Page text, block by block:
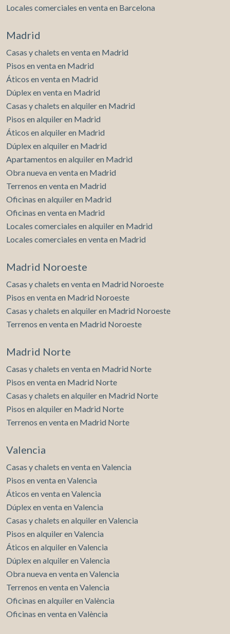
Locales comerciales en venta en Barcelona
Madrid
Casas y chalets en venta en Madrid
Pisos en venta en Madrid
Áticos en venta en Madrid
Dúplex en venta en Madrid
Casas y chalets en alquiler en Madrid
Pisos en alquiler en Madrid
Áticos en alquiler en Madrid
Dúplex en alquiler en Madrid
Apartamentos en alquiler en Madrid
Obra nueva en venta en Madrid
Terrenos en venta en Madrid
Oficinas en alquiler en Madrid
Oficinas en venta en Madrid
Locales comerciales en alquiler en Madrid
Locales comerciales en venta en Madrid
Madrid Noroeste
Casas y chalets en venta en Madrid Noroeste
Pisos en venta en Madrid Noroeste
Casas y chalets en alquiler en Madrid Noroeste
Terrenos en venta en Madrid Noroeste
Madrid Norte
Casas y chalets en venta en Madrid Norte
Pisos en venta en Madrid Norte
Casas y chalets en alquiler en Madrid Norte
Pisos en alquiler en Madrid Norte
Terrenos en venta en Madrid Norte
Valencia
Casas y chalets en venta en Valencia
Pisos en venta en Valencia
Áticos en venta en Valencia
Dúplex en venta en Valencia
Casas y chalets en alquiler en Valencia
Pisos en alquiler en Valencia
Áticos en alquiler en Valencia
Dúplex en alquiler en Valencia
Obra nueva en venta en Valencia
Terrenos en venta en Valencia
Oficinas en alquiler en València
Oficinas en venta en València